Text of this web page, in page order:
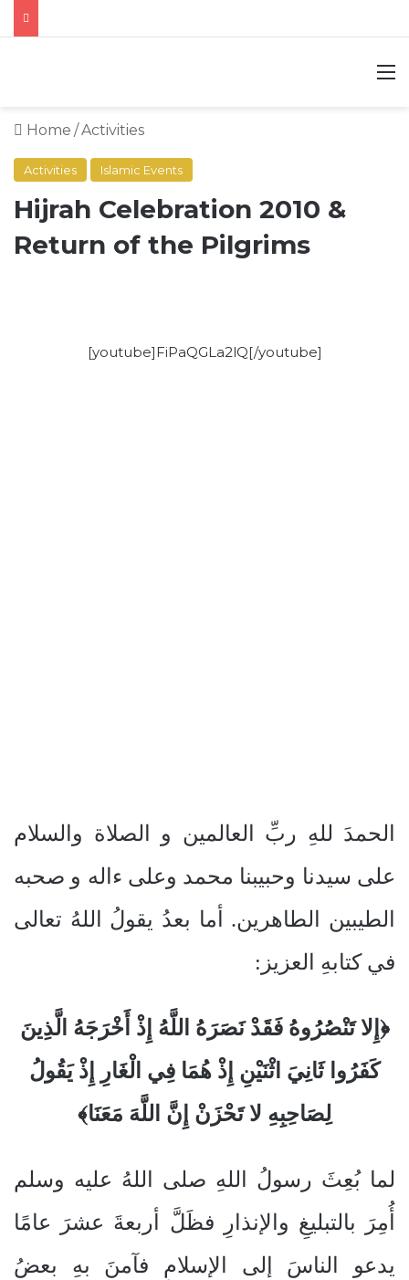
Home /Activities
Activities Islamic Events
Hijrah Celebration 2010 &
Return of the Pilgrims
[youtube]FiPaQGLa2lQ[/youtube]
الحمدَ للهِ ربِّ العالمين و الصلاة والسلام
على سيدنا وحبيبنا محمد وعلى ءاله و صحبه
الطيبين الطاهرين. أما بعدُ يقولُ اللهُ تعالى
في كتابهِ العزيز:
﴿إِلا تَنْصُرُوهُ فَقَدْ نَصَرَهُ اللَّهُ إِذْ أَخْرَجَهُ الَّذِينَ
كَفَرُوا ثَانِيَ اثْنَيْنِ إِذْ هُمَا فِي الْغَارِ إِذْ يَقُولُ
لِصَاحِبِهِ لا تَحْزَنْ إِنَّ اللَّهَ مَعَنَا﴾
لما بُعِثَ رسولُ اللهِ صلى اللهُ عليه وسلم
أُمِرَ بالتبليغِ والإنذارِ فظَلَّ أربعةَ عشرَ عامًا
يدعو الناسَ إلى الإسلامِ فآمنَ بهِ بعضُ